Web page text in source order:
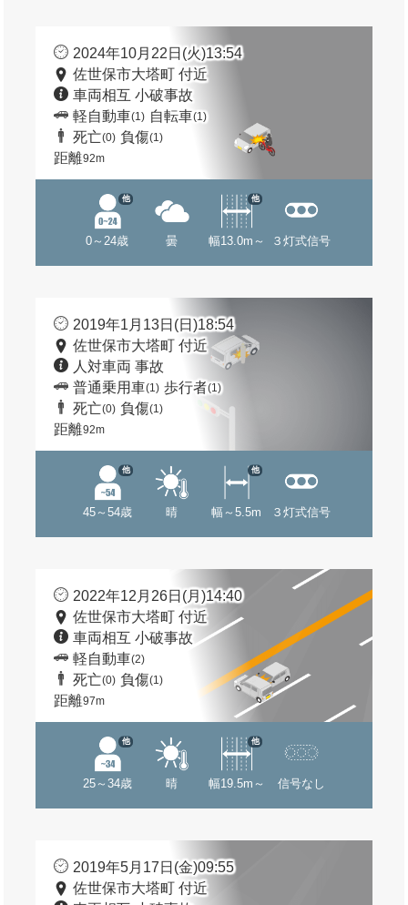
2024年10月22日(火)13:54
佐世保市大塔町 付近
車両相互 小破事故
軽自動車(1) 自転車(1)
死亡(0) 負傷(1)
距離92m
0～24歳
他
曇 幅13.0m～
他
３灯式信号
2019年1月13日(日)18:54
佐世保市大塔町 付近
人対車両 事故
普通乗用車(1) 歩行者(1)
死亡(0) 負傷(1)
距離92m
45～54歳
他
晴 幅～5.5m
他
３灯式信号
2022年12月26日(月)14:40
佐世保市大塔町 付近
車両相互 小破事故
軽自動車(2)
死亡(0) 負傷(1)
距離97m
25～34歳
他
晴 幅19.5m～
他
信号なし
2019年5月17日(金)09:55
佐世保市大塔町 付近